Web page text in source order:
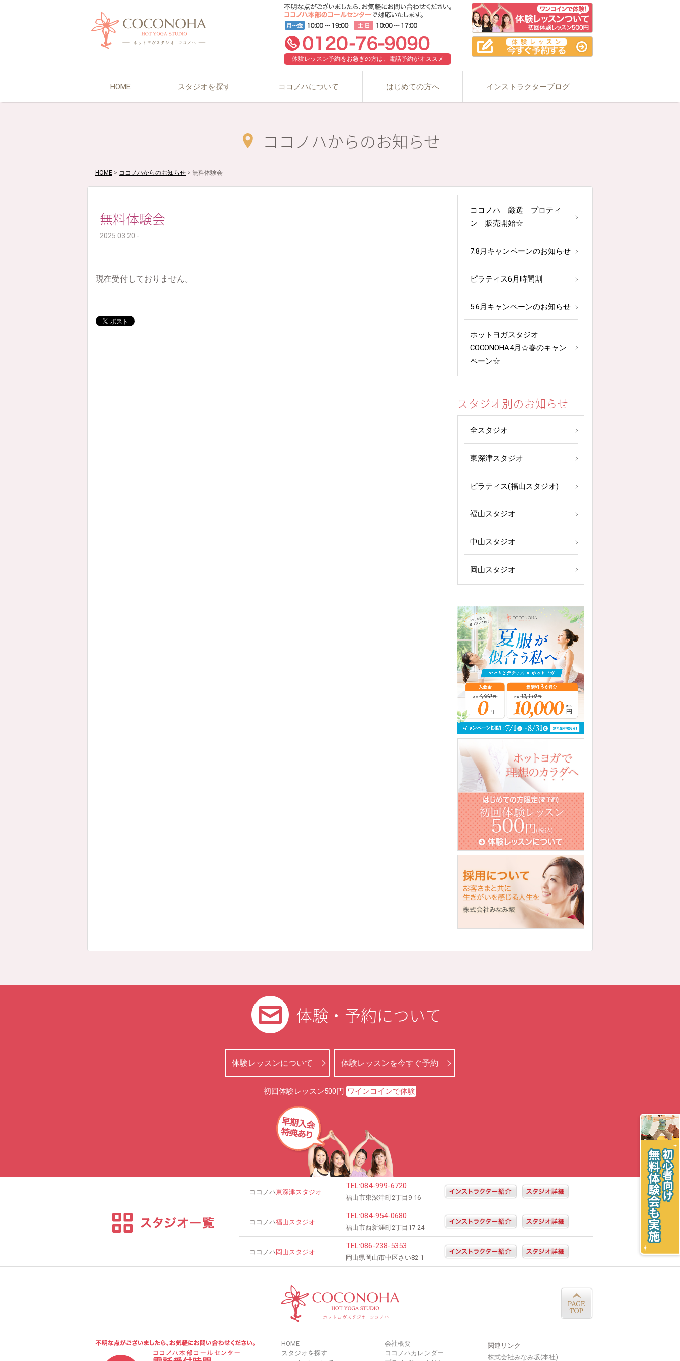
体験レッスン予約をお急ぎの方は、電話予約がオススメ
HOME スタジオを探す ココノハについて はじめての方へ インストラクターブログ
ココノハからのお知らせ
HOME > ココノハからのお知らせ > 無料体験会
無料体験会
2025.03.20 -
現在受付しておりません。
ココノハ 厳選 プロティ
ン 販売開始☆
7.8月キャンペーンのお知らせ
ピラティス6月時間割
5.6月キャンペーンのお知らせ
ホットヨガスタジオ
COCONOHA4月☆春のキャン
ペーン☆
スタジオ別のお知らせ
全スタジオ
東深津スタジオ
ピラティス(福山スタジオ)
福山スタジオ
中山スタジオ
岡山スタジオ
体験・予約について
体験レッスンについて 体験レッスンを今すぐ予約
初回体験レッスン500円 ワインコインで体験
ココノハ東深津スタジオ
TEL:084-999-6720
福山市東深津町2丁目9-16
ココノハ福山スタジオ
TEL:084-954-0680
福山市西新涯町2丁目17-24
ココノハ 岡山スタジオ
TEL:086-238-5353
岡山県岡山市中区さい82-1
HOME
スタジオを探す
会社概要
ココノハカレンダー
関連リンク
株式会社みなみ坂(本社)